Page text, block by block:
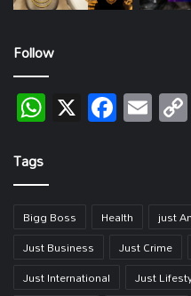
Follow
WhatsApp
X
Tags
Bigg Boss Health just
Just Business
Just Crime
Just International
Just